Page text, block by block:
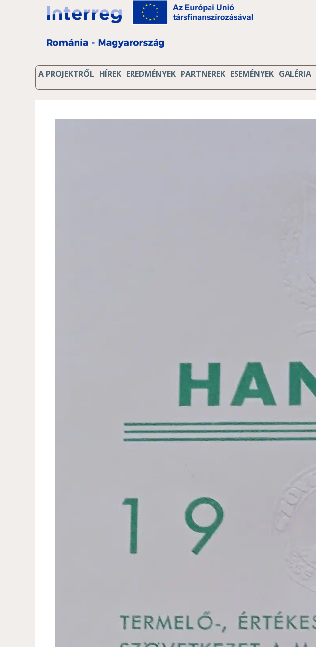
A PROJEKTRŐL HÍREK EREDMÉNYEK PARTNEREK ESEMÉNYEK GALÉRIA